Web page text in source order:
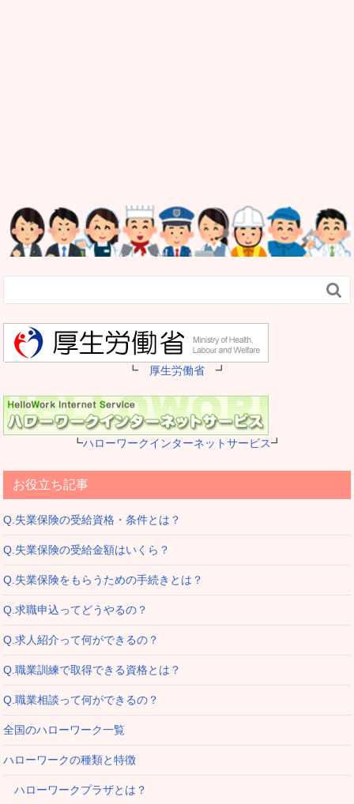

┗ 厚生労働省 ┛
┗ハローワークインターネットサービス┛
お役立ち記事
Q.失業保険の受給資格・条件とは？
Q.失業保険の受給金額はいくら？
Q.失業保険をもらうための手続きとは？
Q.求職申込ってどうやるの？
Q.求人紹介って何ができるの？
Q.職業訓練で取得できる資格とは？
Q.職業相談って何ができるの？
全国のハローワーク一覧
ハローワークの種類と特徴
ハローワークプラザとは？